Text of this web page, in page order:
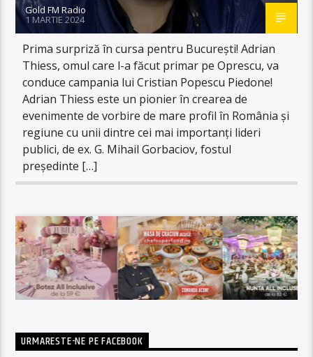
Gold FM Radio
1 MARTIE 2024
Prima surpriză în cursa pentru București! Adrian
Thiess, omul care l-a făcut primar pe Oprescu, va
conduce campania lui Cristian Popescu Piedone!
Adrian Thiess este un pionier în crearea de
evenimente de vorbire de mare profil în România și
regiune cu unii dintre cei mai importanți lideri
publici, de ex. G. Mihail Gorbaciov, fostul
președinte […]
URMARESTE-NE PE FACEBOOK